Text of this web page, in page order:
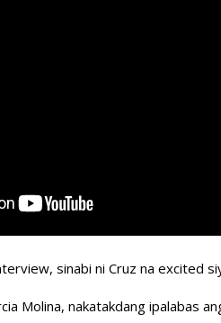
sinabi ni Cruz na excited
Molina, nakatakdang ipalabas